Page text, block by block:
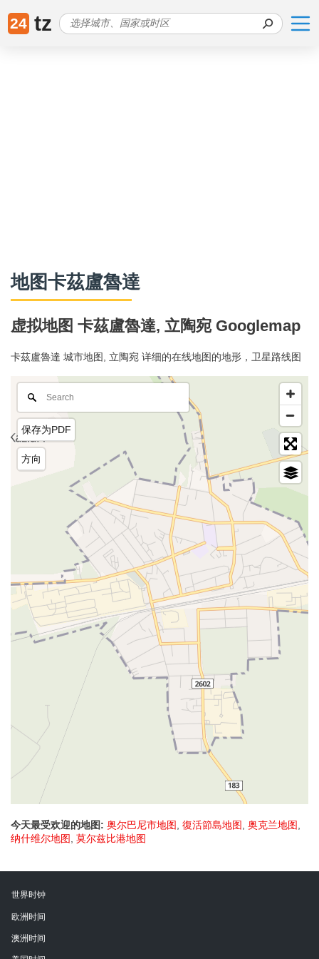
24 tz
地图卡茲盧魯達
虚拟地图 卡茲盧魯達, 立陶宛 Googlemap
卡茲盧魯達 城市地图, 立陶宛 详细的在线地图的地形，卫星路线图
保存为PDF
方向
今天最受欢迎的地图: 奥尔巴尼市地图, 復活節島地图, 奥克兰地图,
纳什维尔地图, 莫尔兹比港地图
世界时钟
欧洲时间
澳洲时间